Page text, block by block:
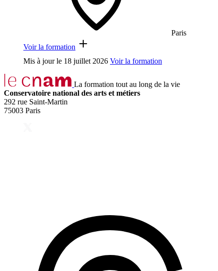
Paris
Voir la formation
Mis à jour le 18 juillet 2026 Voir la formation
La formation tout au long de la vie
Conservatoire national des arts et métiers
292 rue Saint-Martin
75003 Paris